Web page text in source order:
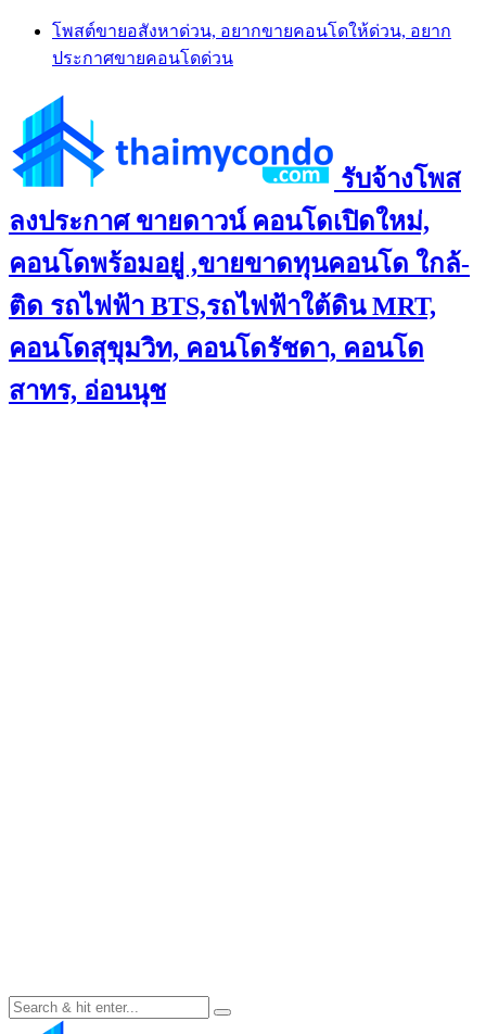
Skip
content
โพสต์ขายอสังหาด่วน, อยากขายคอนโดให้ด่วน, อยาก
ประกาศขายคอนโดด่วน
รับจ้างโพส
ลงประกาศ ขายดาวน์ คอนโดเปิดใหม่,
คอนโดพร้อมอยู่ ,ขายขาดทุนคอนโด ใกล้-
ติด รถไฟฟ้า BTS,รถไฟฟ้าใต้ดิน MRT,
คอนโดสุขุมวิท, คอนโดรัชดา, คอนโด
สาทร, อ่อนนุช